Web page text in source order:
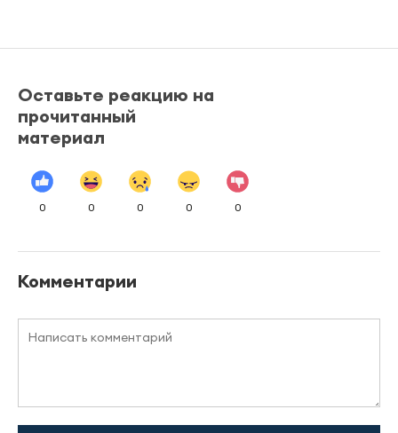
Оставьте реакцию на
прочитанный
материал
0 0 0 0 0
Комментарии